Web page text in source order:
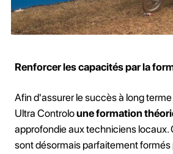
Renforcer les capacités par la
Afin d'assurer le succès à long
Ultra Controloune formation
approfondie aux techniciens locaux.
sont désormais parfaitement formés